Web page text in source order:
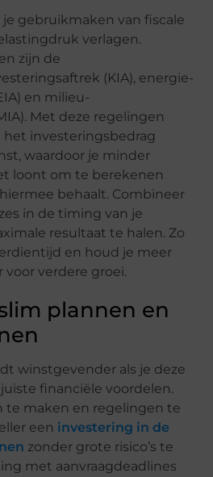
gebruikmaken van fiscale
verlagen.
zijn de
(KIA), energie-
en milieu-
Met deze regelingen
het investeringsbedrag
waardoor je minder
loont om te berekenen
behaalt. Combineer
in de timing van je
resultaat te halen. Zo
en houd je meer
voor verdere groei.
plannen en
winstgevender als je deze
financiële voordelen.
te maken en regelingen te
een investering in de
zonder grote risico’s te
met aanvraagdeadlines